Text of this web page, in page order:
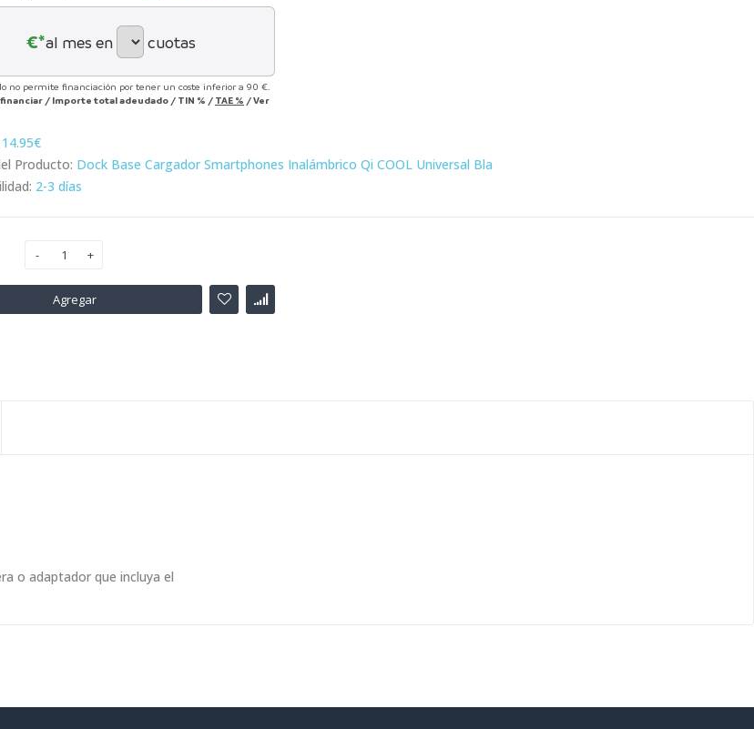
€*al mes en cuotas
no permite financiación por tener un coste inferior a 90 €.
/ Importe total adeudado / TIN % / TAE % /Ver
14.95€
Producto: Dock Base Cargador Smartphones Inalámbrico Qi COOL Universal Bla
2-3 días
Agregar
o adaptador que incluya el